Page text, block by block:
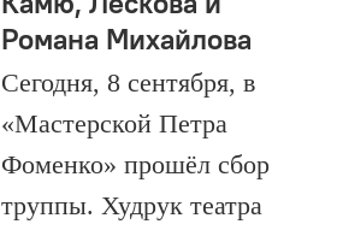
Романа Михайлова
Сегодня, 8 сентября, в
«Мастерской Петра
Фоменко» прошёл сбор
труппы. Худрук театра